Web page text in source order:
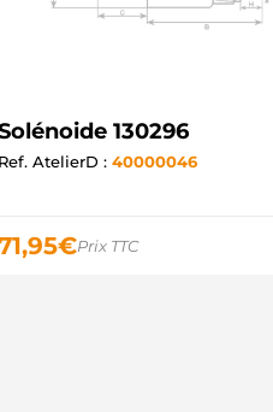
130296
Ref. AtelierD : 40000046
€Prix TTC